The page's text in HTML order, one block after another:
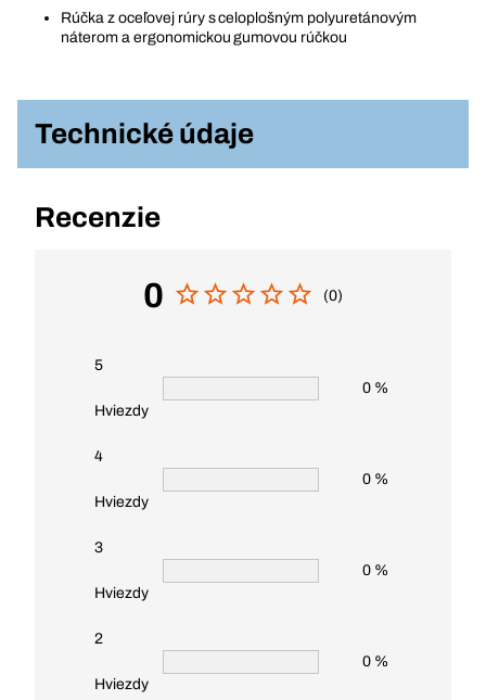
Rúčka z oceľovej rúry s celoplošným polyuretánovým
náterom a ergonomickou gumovou rúčkou
Technické údaje
Recenzie
0 (0)
5
Hviezdy
0 %
4
Hviezdy
0 %
3
Hviezdy
0 %
2
Hviezdy
0 %